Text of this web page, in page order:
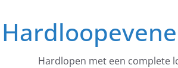
naar
de
Hardlopen met een complete